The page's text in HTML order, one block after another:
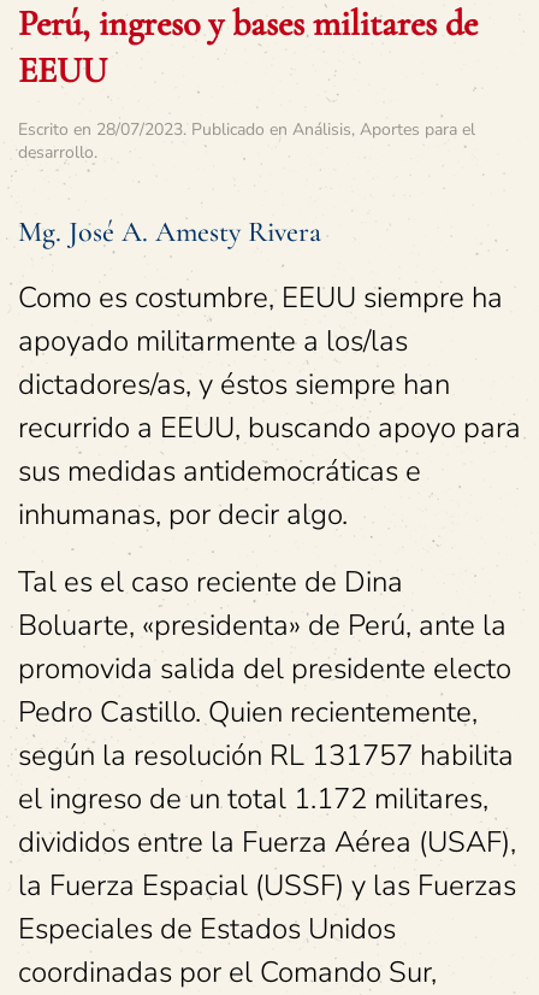
Perú, ingreso y bases militares de
EEUU
Escrito en 28/07/2023. Publicado en Análisis, Aportes para el
desarrollo.
Mg. José A. Amesty Rivera
Como es costumbre, EEUU siempre ha
apoyado militarmente a los/las
dictadores/as, y éstos siempre han
recurrido a EEUU, buscando apoyo para
sus medidas antidemocráticas e
inhumanas, por decir algo.
Tal es el caso reciente de Dina
Boluarte, «presidenta» de Perú, ante la
promovida salida del presidente electo
Pedro Castillo. Quien recientemente,
según la resolución RL 131757 habilita
el ingreso de un total 1.172 militares,
divididos entre la Fuerza Aérea (USAF),
la Fuerza Espacial (USSF) y las Fuerzas
Especiales de Estados Unidos
coordinadas por el Comando Sur,